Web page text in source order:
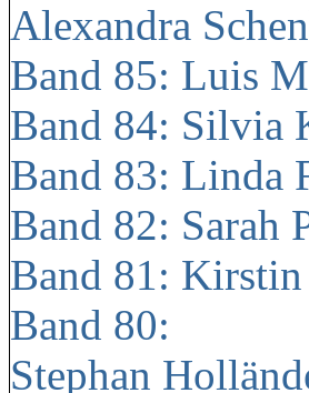
Alexandra
Band 85: Luis
Band 84: Silvia
Band 83: Linda
Band 82: Sarah
Band 81:
Band 80:
Stephan